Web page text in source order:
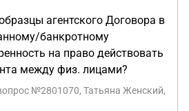
агентского Договора в
банкротному
на право действовать
между физ. лицами?
№2801070, Татьяна Женский,